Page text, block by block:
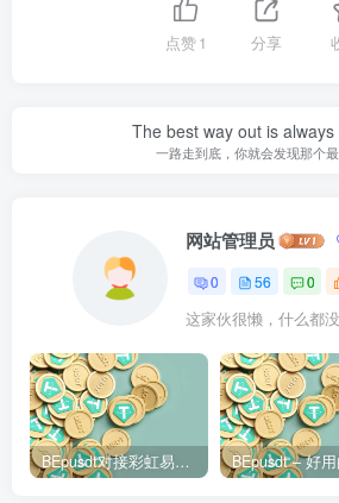
点赞1 分享
The best way out is
一路走到底，你就会发现那个
网站管理员
0 56 0
这家伙很懒，什么都
BEpusdt对接彩虹易支付 – 易支付配置USDT支付接口图文教程